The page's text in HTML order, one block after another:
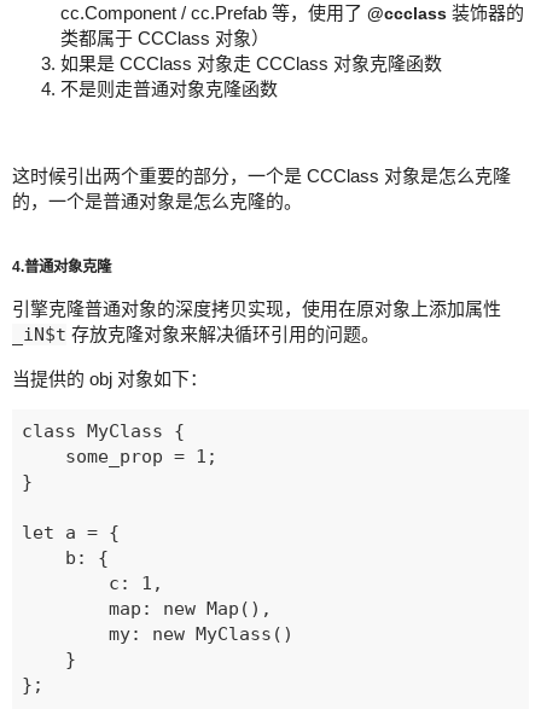
cc.Component / cc.Prefab 等，使用了 @ccclass 装饰器的
类都属于 CCClass 对象）
如果是 CCClass 对象走 CCClass 对象克隆函数
不是则走普通对象克隆函数
这时候引出两个重要的部分，一个是 CCClass 对象是怎么克隆
的，一个是普通对象是怎么克隆的。
4.普通对象克隆
引擎克隆普通对象的深度拷贝实现，使用在原对象上添加属性
_iN$t 存放克隆对象来解决循环引用的问题。
当提供的 obj 对象如下：
class MyClass {
    some_prop = 1;
}
let a = {
    b: {
        c: 1,
        map: new Map(),
        my: new MyClass()
    }
};